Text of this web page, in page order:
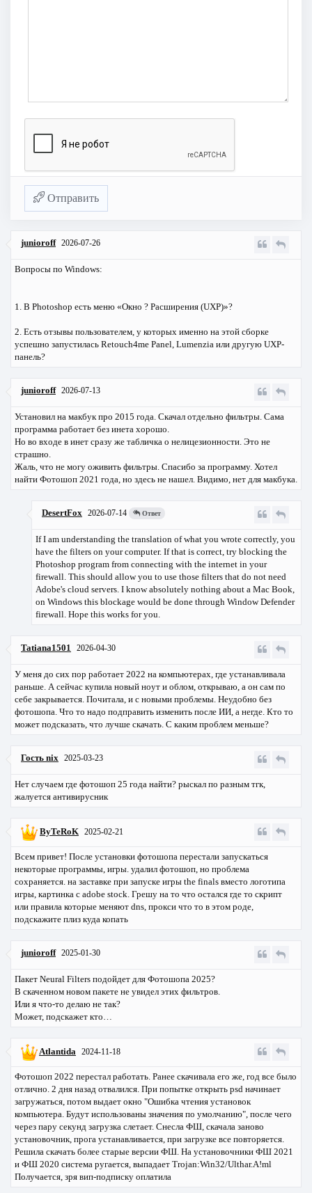
Отправить
junioroff 2026-07-26
Вопросы по Windows:
1. В Photoshop есть меню «Окно ? Расширения (UXP)»?
2. Есть отзывы пользователем, у которых именно на этой сборке
успешно запустилась Retouch4me Panel, Lumenzia или другую UXP-
панель?
junioroff 2026-07-13
Установил на макбук про 2015 года. Скачал отдельно фильтры. Сама
программа работает без инета хорошо.
Но во входе в инет сразу же табличка о нелицезионности. Это не
страшно.
Жаль, что не могу оживить фильтры. Спасибо за программу. Хотел
найти Фотошоп 2021 года, но здесь не нашел. Видимо, нет для макбука.
DesertFox 2026-07-14 Ответ
If I am understanding the translation of what you wrote correctly, you
have the filters on your computer. If that is correct, try blocking the
Photoshop program from connecting with the internet in your
firewall. This should allow you to use those filters that do not need
Adobe's cloud servers. I know absolutely nothing about a Mac Book,
on Windows this blockage would be done through Window Defender
firewall. Hope this works for you.
Tatiana1501 2026-04-30
У меня до сих пор работает 2022 на компьютерах, где устанавливала
раньше. А сейчас купила новый ноут и облом, открываю, а он сам по
себе закрывается. Почитала, и с новыми проблемы. Неудобно без
фотошопа. Что то надо подправить изменить после ИИ, а негде. Кто то
может подсказать, что лучше скачать. С каким проблем меньше?
Гость nix 2025-03-23
Нет случаем где фотошоп 25 года найти? рыскал по разным тгк,
жалуется антивирусник
ByTeRoK 2025-02-21
Всем привет! После установки фотошопа перестали запускаться
некоторые программы, игры. удалил фотошоп, но проблема
сохраняется. на заставке при запуске игры the finals вместо логотипа
игры, картинка с adobe stock. Грешу на то что остался где то скрипт
или правила которые меняют dns, прокси что то в этом роде,
подскажите плиз куда копать
junioroff 2025-01-30
Пакет Neural Filters подойдет для Фотошопа 2025?
В скаченном новом пакете не увидел этих фильтров.
Или я что-то делаю не так?
Может, подскажет кто…
Atlantida 2024-11-18
Фотошоп 2022 перестал работать. Ранее скачивала его же, год все было
отлично. 2 дня назад отвалился. При попытке открыть psd начинает
загружаться, потом выдает окно "Ошибка чтения установок
компьютера. Будут использованы значения по умолчанию", после чего
через пару секунд загрузка слетает. Снесла ФШ, скачала заново
установочник, прога устанавливается, при загрузке все повторяется.
Решила скачать более старые версии ФШ. На установочники ФШ 2021
и ФШ 2020 система ругается, выпадает Trojan:Win32/Ulthar.A!ml
Получается, зря вип-подписку оплатила